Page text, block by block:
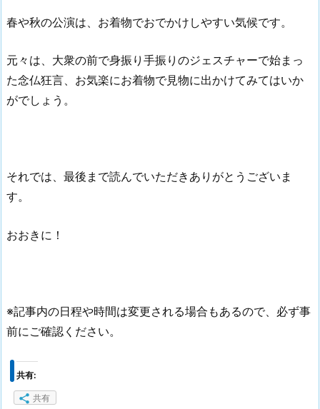
春や秋の公演は、お着物でおでかけしやすい気候です。
元々は、大衆の前で身振り手振りのジェスチャーで始まっ
た念仏狂言、お気楽にお着物で見物に出かけてみてはいか
がでしょう。
それでは、最後まで読んでいただきありがとうございま
す。
おおきに！
※記事内の日程や時間は変更される場合もあるので、必ず事
前にご確認ください。
共有:
共有